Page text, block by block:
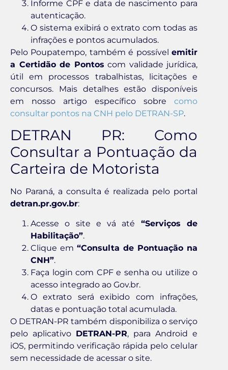
Informe CPF e data de nascimento para
autenticação.
O sistema exibirá o extrato com todas as
infrações e pontos acumulados.
Pelo Poupatempo, também é possível emitir
a Certidão de Pontos com validade jurídica,
útil em processos trabalhistas, licitações e
concursos. Mais detalhes estão disponíveis
em nosso artigo específico sobre como
consultar pontos na CNH pelo DETRAN-SP.
DETRAN PR: Como
Consultar a Pontuação da
Carteira de Motorista
No Paraná, a consulta é realizada pelo portal
detran.pr.gov.br:
Acesse o site e vá até “Serviços de
Habilitação”.
Clique em “Consulta de Pontuação na
CNH”.
Faça login com CPF e senha ou utilize o
acesso integrado ao Gov.br.
O extrato será exibido com infrações,
datas e pontuação total acumulada.
O DETRAN-PR também disponibiliza o serviço
pelo aplicativo DETRAN-PR, para Android e
iOS, permitindo verificação rápida pelo celular
sem necessidade de acessar o site.